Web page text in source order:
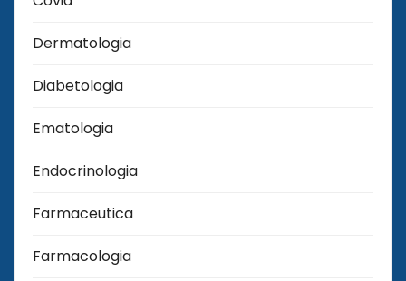
Dermatologia
Diabetologia
Ematologia
Endocrinologia
Farmaceutica
Farmacologia